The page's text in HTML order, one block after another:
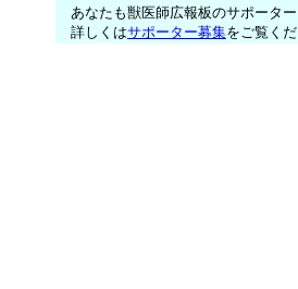
あなたも獣医師広報板のサポーター
詳しくはサポーター募集をご覧くだ